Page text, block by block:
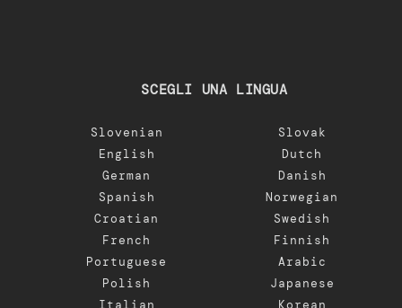
SCEGLI UNA LINGUA
Slovenian
English
German
Spanish
Croatian
French
Portuguese
Polish
Italian
Slovak
Dutch
Danish
Norwegian
Swedish
Finnish
Arabic
Japanese
Korean